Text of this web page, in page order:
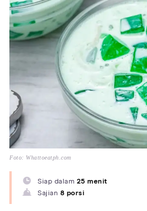
Foto: Whattoeatph.com
Siap dalam 25 menit
Sajian 8 porsi